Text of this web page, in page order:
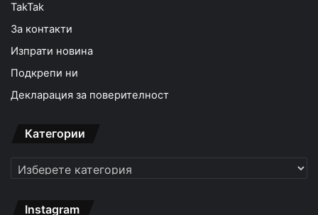
TakTak
За контакти
Изпрати новина
Подкрепи ни
Декларация за поверителност
Категории
Категории
Instagram